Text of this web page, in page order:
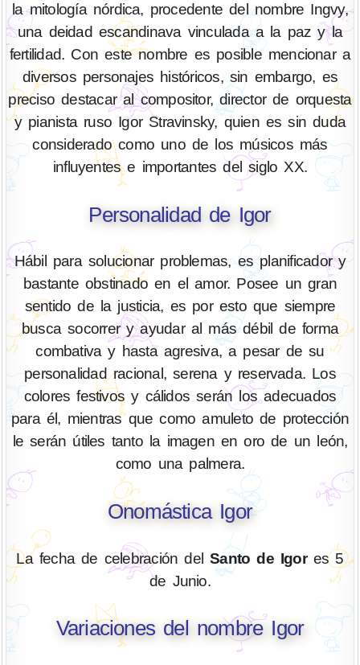
la mitología nórdica, procedente del nombre Ingvy,
una deidad escandinava vinculada a la paz y la
fertilidad. Con este nombre es posible mencionar a
diversos personajes históricos, sin embargo, es
preciso destacar al compositor, director de orquesta
y pianista ruso Igor Stravinsky, quien es sin duda
considerado como uno de los músicos más
influyentes e importantes del siglo XX.
Personalidad de Igor
Hábil para solucionar problemas, es planificador y
bastante obstinado en el amor. Posee un gran
sentido de la justicia, es por esto que siempre
busca socorrer y ayudar al más débil de forma
combativa y hasta agresiva, a pesar de su
personalidad racional, serena y reservada. Los
colores festivos y cálidos serán los adecuados
para él, mientras que como amuleto de protección
le serán útiles tanto la imagen en oro de un león,
como una palmera.
Onomástica Igor
La fecha de celebración delSanto de Igores 5
de Junio.
Variaciones del nombre Igor